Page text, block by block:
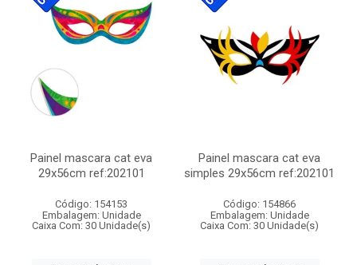
Painel mascara cat eva
29x56cm ref:202101
Código: 154153
Embalagem: Unidade
Caixa Com: 30 Unidade(s)
Painel mascara cat eva
simples 29x56cm ref:202101
Código: 154866
Embalagem: Unidade
Caixa Com: 30 Unidade(s)